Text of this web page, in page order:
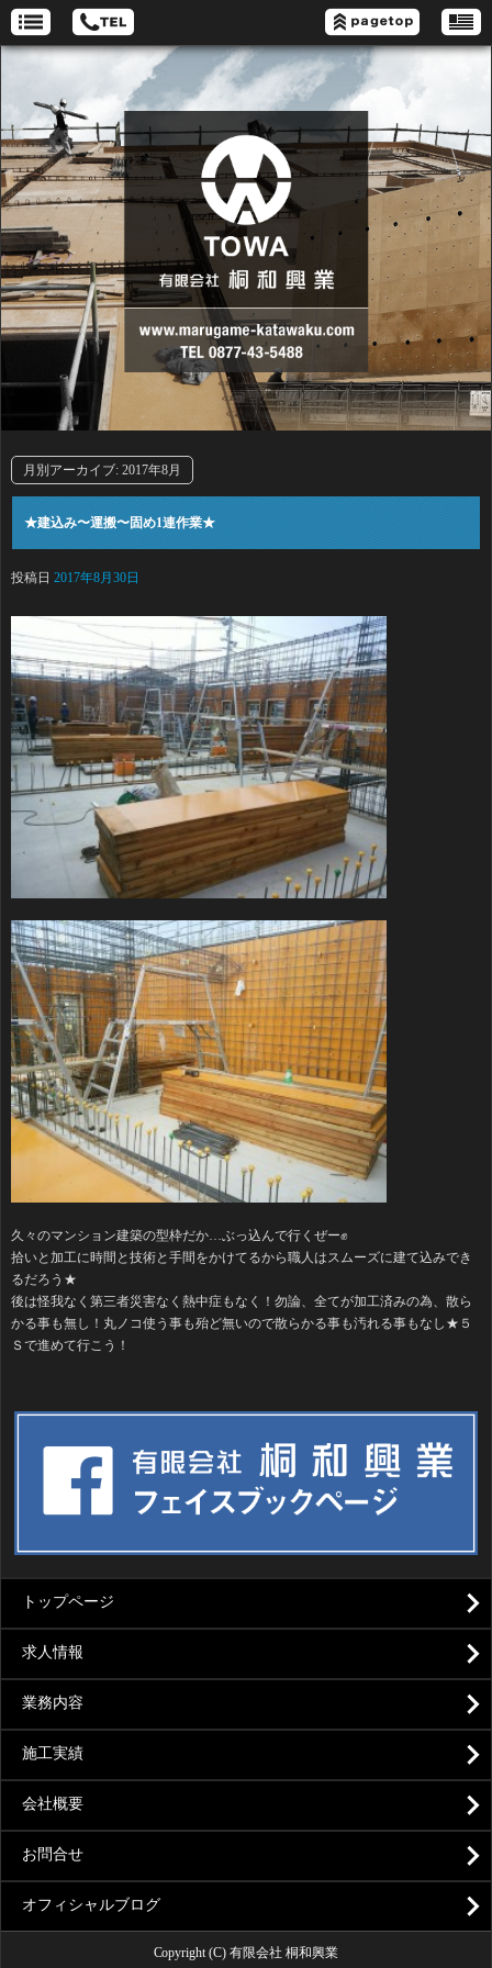
月別アーカイブ: 2017年8月
★建込み〜運搬〜固め1連作業★
投稿日 2017年8月30日
久々のマンション建築の型枠だか…ぶっ込んで行くぜー✊️
拾いと加工に時間と技術と手間をかけてるから職人はスムーズに建て込みでき
るだろう★
後は怪我なく第三者災害なく熱中症もなく！勿論、全てが加工済みの為、散ら
かる事も無し！丸ノコ使う事も殆ど無いので散らかる事も汚れる事もなし★５
Ｓで進めて行こう！
トップページ
求人情報
業務内容
施工実績
会社概要
お問合せ
オフィシャルブログ
Copyright (C) 有限会社 桐和興業